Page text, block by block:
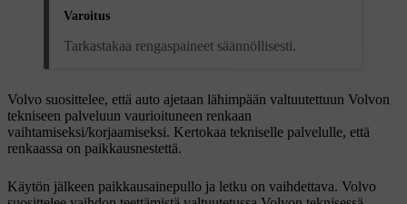
Varoitus
Tarkastakaa rengaspaineet säännöllisesti.
Volvo suosittelee, että auto ajetaan lähimpään valtuutettuun Volvon
tekniseen palveluun vaurioituneen renkaan
vaihtamiseksi/korjaamiseksi. Kertokaa tekniselle palvelulle, että
renkaassa on paikkausnestettä.
Käytön jälkeen paikkausainepullo ja letku on vaihdettava. Volvo